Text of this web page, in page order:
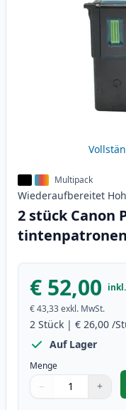
Multipack
Wiederaufbereitet
2 stück Canon
€ 52,00
€ 43,33exkl. MwSt.
2 Stück | € 26,00 /
Auf Lager
Menge
Verwenden Sie die
− +
1